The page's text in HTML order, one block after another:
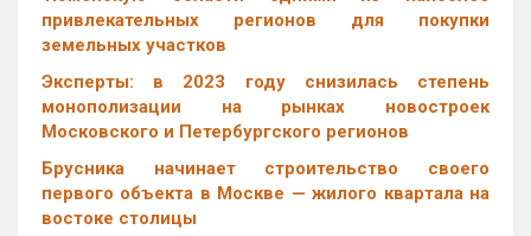
привлекательных регионов для покупки
земельных участков
Эксперты: в 2023 году снизилась степень
монополизации на рынках новостроек
Московского и Петербургского регионов
Брусника начинает строительство своего
первого объекта в Москве — жилого квартала на
востоке столицы